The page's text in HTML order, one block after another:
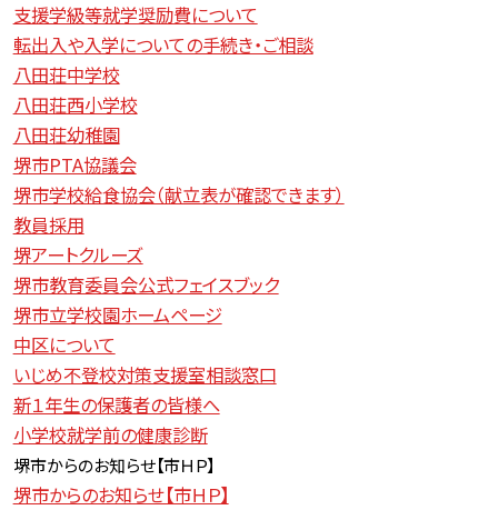
支援学級等就学奨励費について
転出入や入学についての手続き・ご相談
八田荘中学校
八田荘西小学校
八田荘幼稚園
堺市PTA協議会
堺市学校給食協会（献立表が確認できます）
教員採用
堺アートクルーズ
堺市教育委員会公式フェイスブック
堺市立学校園ホームページ
中区について
いじめ不登校対策支援室相談窓口
新１年生の保護者の皆様へ
小学校就学前の健康診断
堺市からのお知らせ【市ＨＰ】
堺市からのお知らせ【市ＨＰ】